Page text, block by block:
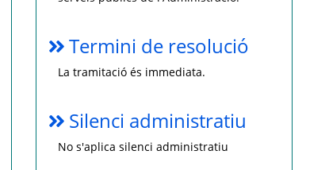
Termini de resolució
La tramitació és immediata.
Silenci administratiu
No s'aplica silenci administratiu